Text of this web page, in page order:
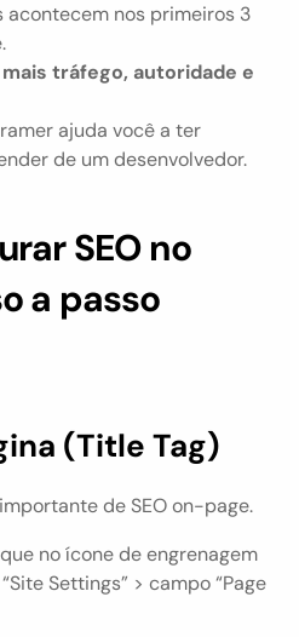
acontecem nos primeiros 3
mais tráfego, autoridade e
de um desenvolvedor.
SEO no
a passo
(Title Tag)
de SEO on-page.
no ícone de engrenagem
Settings” > campo “Page